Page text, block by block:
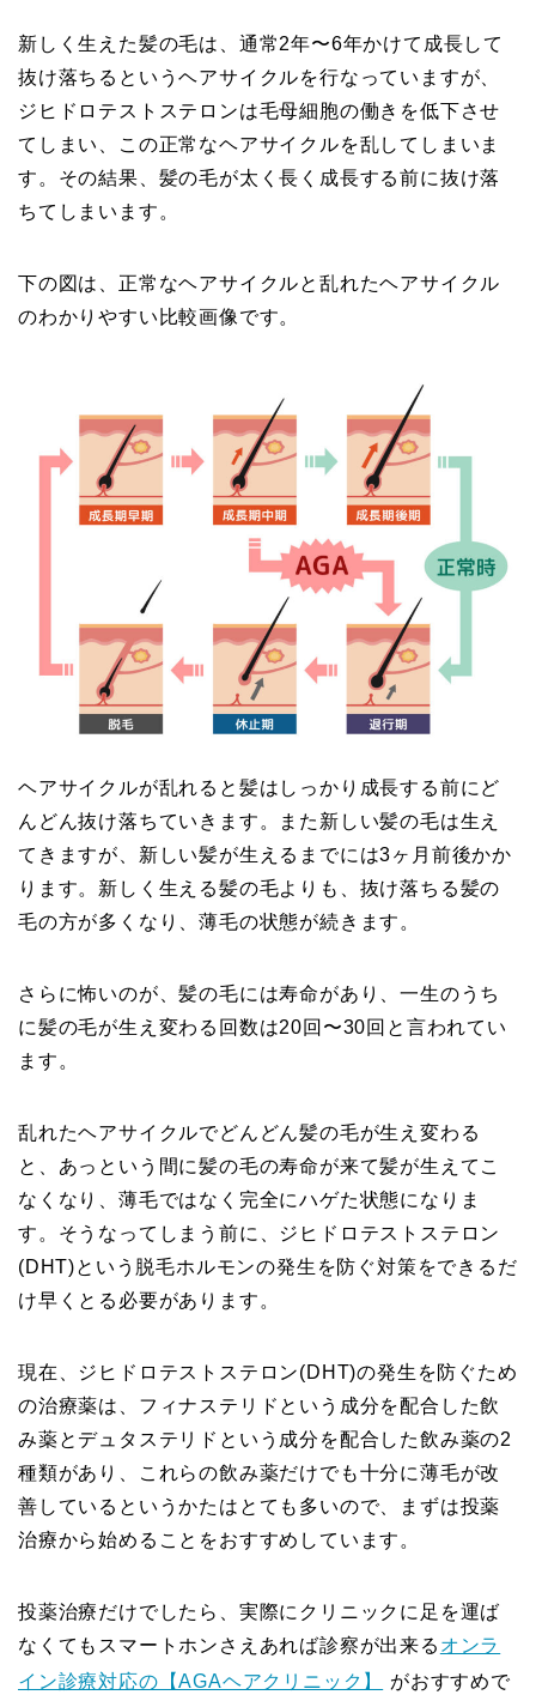
新しく生えた髪の毛は、通常2年〜6年かけて成長して
抜け落ちるというヘアサイクルを行なっていますが、
ジヒドロテストステロンは毛母細胞の働きを低下させ
てしまい、この正常なヘアサイクルを乱してしまいま
す。その結果、髪の毛が太く長く成長する前に抜け落
ちてしまいます。
下の図は、正常なヘアサイクルと乱れたヘアサイクル
のわかりやすい比較画像です。
ヘアサイクルが乱れると髪はしっかり成長する前にど
んどん抜け落ちていきます。また新しい髪の毛は生え
てきますが、新しい髪が生えるまでには3ヶ月前後かか
ります。新しく生える髪の毛よりも、抜け落ちる髪の
毛の方が多くなり、薄毛の状態が続きます。
さらに怖いのが、髪の毛には寿命があり、一生のうち
に髪の毛が生え変わる回数は20回〜30回と言われてい
ます。
乱れたヘアサイクルでどんどん髪の毛が生え変わる
と、あっという間に髪の毛の寿命が来て髪が生えてこ
なくなり、薄毛ではなく完全にハゲた状態になりま
す。そうなってしまう前に、ジヒドロテストステロン
(DHT)という脱毛ホルモンの発生を防ぐ対策をできるだ
け早くとる必要があります。
現在、ジヒドロテストステロン(DHT)の発生を防ぐため
の治療薬は、フィナステリドという成分を配合した飲
み薬とデュタステリドという成分を配合した飲み薬の2
種類があり、これらの飲み薬だけでも十分に薄毛が改
善しているというかたはとても多いので、まずは投薬
治療から始めることをおすすめしています。
投薬治療だけでしたら、実際にクリニックに足を運ば
なくてもスマートホンさえあれば診察が出来る オンラ
イン診療対応の【AGAヘアクリニック】
がおすすめで